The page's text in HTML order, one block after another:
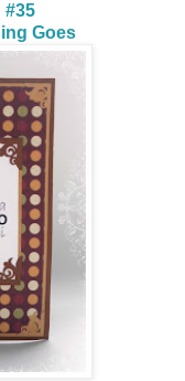
#35
Goes